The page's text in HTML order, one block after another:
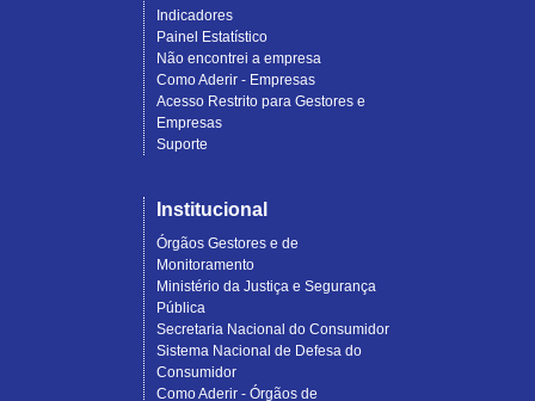
Indicadores
Painel Estatístico
Não encontrei a empresa
Como Aderir - Empresas
Acesso Restrito para Gestores e
Empresas
Suporte
Institucional
Órgãos Gestores e de
Monitoramento
Ministério da Justiça e Segurança
Pública
Secretaria Nacional do Consumidor
Sistema Nacional de Defesa do
Consumidor
Como Aderir - Órgãos de